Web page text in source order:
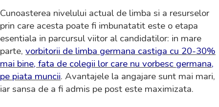
Cunoasterea nivelului actual de limba si a resurselor
prin care acesta poate fi imbunatatit este o etapa
esentiala in parcursul viitor al candidatilor: in mare
parte, vorbitorii de limba germana castiga cu 20-30%
mai bine, fata de colegii lor care nu vorbesc germana,
pe piata muncii. Avantajele la angajare sunt mai mari,
iar sansa de a fi admis pe post este maximizata.